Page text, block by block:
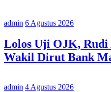
admin 6 Agustus 2026
Lolos Uji OJK,
Wakil Dirut Bank
admin 4 Agustus 2026